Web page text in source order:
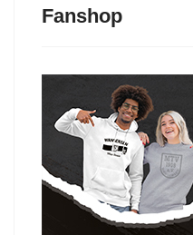
Fanshop